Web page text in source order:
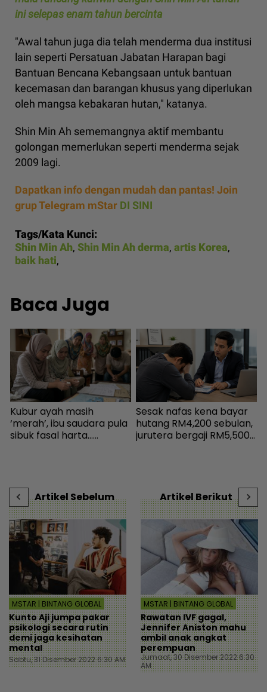
ini selepas enam tahun bercinta
"Awal tahun juga dia telah menderma dua institusi
lain seperti Persatuan Jabatan Harapan bagi
Bantuan Bencana Kebangsaan untuk bantuan
kecemasan dan barangan khusus yang diperlukan
oleh mangsa kebakaran hutan," katanya.
Shin Min Ah sememangnya aktif membantu
golongan memerlukan seperti menderma sejak
2009 lagi.
Dapatkan info dengan mudah dan pantas! Join
grup Telegram mStar DI SINI
Tags/Kata Kunci:
Shin Min Ah, Shin Min Ah derma, artis Korea,
baik hati,
Baca Juga
Kubur ayah masih
‘merah’, ibu saudara pula
sibuk fasal harta...
Sesak nafas kena bayar
hutang RM4,200 sebulan,
jurutera bergaji RM5,500
Artikel Sebelum
MSTAR | BINTANG GLOBAL
Kunto Aji jumpa pakar
psikologi secara rutin
demi jaga kesihatan
mental
Sabtu, 31 Disember 2022 6:30 AM
Artikel Berikut
MSTAR | BINTANG GLOBAL
Rawatan IVF gagal,
Jennifer Aniston mahu
ambil anak angkat
perempuan
Jumaat, 30 Disember 2022 6:30
AM